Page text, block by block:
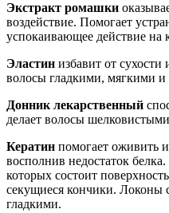
Экстракт ромашки
воздействие. Помогает
успокаивающее действие на
Эластин избавит от сухости
волосы гладкими, мягкими
Донник лекарственный
делает волосы
Кератин помогает оживить
восполнив недостаток
которых состоит
секущиеся кончики. Локоны
гладкими.